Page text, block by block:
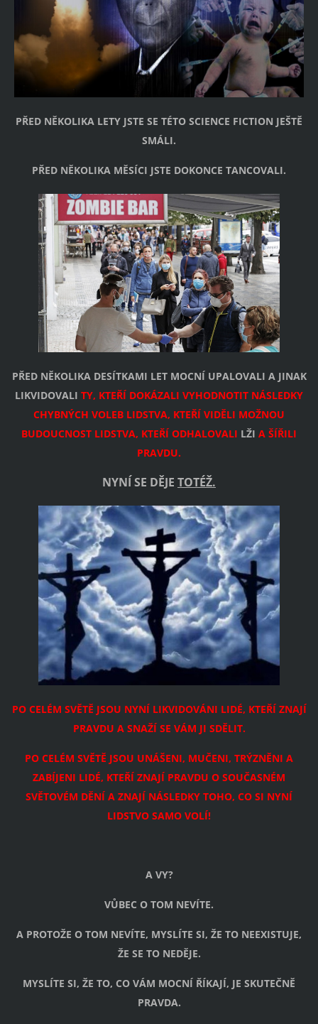
PŘED NĚKOLIKA LETY JSTE SE TÉTO SCIENCE FICTION JEŠTĚ
SMÁLI.
PŘED NĚKOLIKA MĚSÍCI JSTE DOKONCE TANCOVALI.
PŘED NĚKOLIKA DESÍTKAMI LET MOCNÍ UPALOVALI A JINAK
LIKVIDOVALI TY, KTEŘÍ DOKÁZALI VYHODNOTIT NÁSLEDKY
CHYBNÝCH VOLEB LIDSTVA, KTEŘÍ VIDĚLI MOŽNOU
BUDOUCNOST LIDSTVA, KTEŘÍ ODHALOVALI LŽI A ŠÍŘILI
PRAVDU.
NYNÍ SE DĚJE TOTÉŽ.
PO CELÉM SVĚTĚ JSOU NYNÍ LIKVIDOVÁNI LIDÉ, KTEŘÍ ZNAJÍ
PRAVDU A SNAŽÍ SE VÁM JI SDĚLIT.
PO CELÉM SVĚTĚ JSOU UNÁŠENI, MUČENI, TRÝZNĚNI A
ZABÍJENI LIDÉ, KTEŘÍ ZNAJÍ PRAVDU O SOUČASNÉM
SVĚTOVÉM DĚNÍ A ZNAJÍ NÁSLEDKY TOHO, CO SI NYNÍ
LIDSTVO SAMO VOLÍ!
A VY?
VŮBEC O TOM NEVÍTE.
A PROTOŽE O TOM NEVÍTE, MYSLÍTE SI, ŽE TO NEEXISTUJE,
ŽE SE TO NEDĚJE.
MYSLÍTE SI, ŽE TO, CO VÁM MOCNÍ ŘÍKAJÍ, JE SKUTEČNĚ
PRAVDA.